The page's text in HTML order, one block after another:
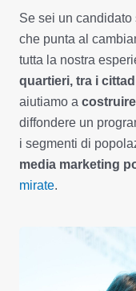
Se sei un
che punta al
tutta la nostra
quartieri, tra i
aiutiamo a
diffondere un
i segmenti di
media marketing
mirate.